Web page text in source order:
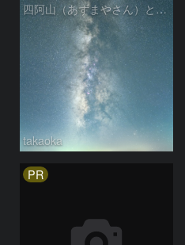
四阿山（あずまやさん）と立ち昇る夏の銀河
takaoka
PR